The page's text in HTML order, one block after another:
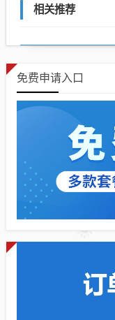
相关推荐
免费申请入口